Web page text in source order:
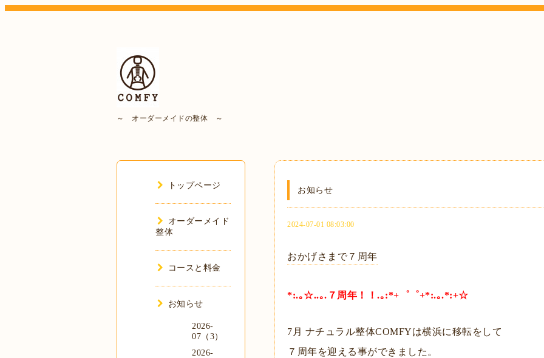
～ オーダーメイドの整体 ～
お知らせ
2024-07-01 08:03:00
おかげさまで７周年
*:.｡☆..｡.７周年！！.｡:*+゜゜+*:.｡.*:+☆
7月 ナチュラル整体COMFYは横浜に移転をして
７周年を迎える事ができました。
トップページ
オーダーメイド
整体
コースと料金
お知らせ
2026-
07（3）
2026-